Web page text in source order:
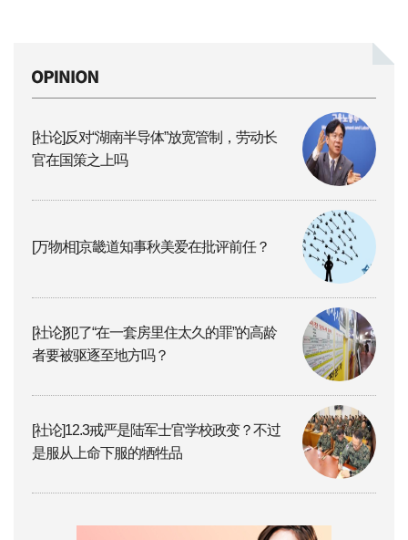
[社论]反对“湖南半导体”放宽管制，劳动长
官在国策之上吗
[万物相]京畿道知事秋美爱在批评前任？
[社论]犯了“在一套房里住太久的罪”的高龄
者要被驱逐至地方吗？
[社论]12.3戒严是陆军士官学校政变？不过
是服从上命下服的牺牲品